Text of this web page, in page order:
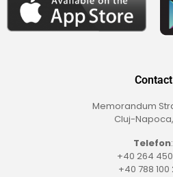
Contact
Memorandum
Cluj-
Telefon:
+40 264 450
+40 788 100